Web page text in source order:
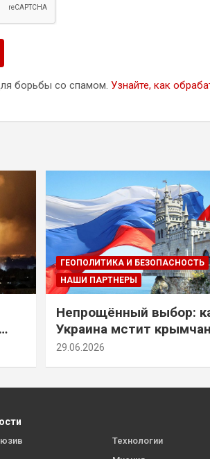
борьбы со спамом. Узнайте, как
ГЕОПОЛИТИКА И БЕЗОПАСНОСТЬ
НАШИ ПАРТНЕРЫ
Непрощённый выбор:
Украина мстит
за их историческое
29.06.2026
Технологии